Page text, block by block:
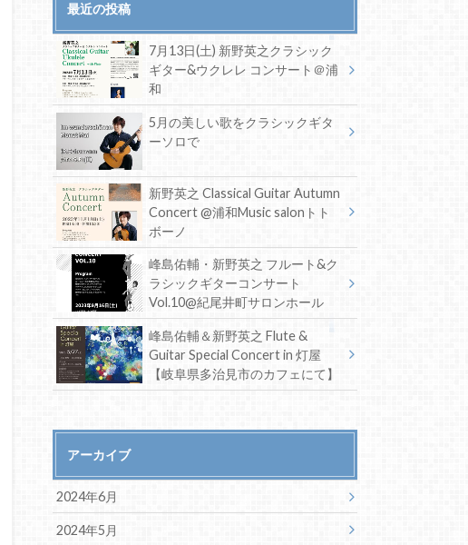
最近の投稿
7月13日(土) 新野英之クラシック
ギター&ウクレレ コンサート＠浦
和
5月の美しい歌をクラシックギタ
ーソロで
新野英之 Classical Guitar Autumn
Concert @浦和Music salonトト
ボーノ
峰島佑輔・新野英之 フルート&ク
ラシックギターコンサート
Vol.10@紀尾井町サロンホール
峰島佑輔＆新野英之 Flute &
Guitar Special Concert in 灯屋
【岐阜県多治見市のカフェにて】
アーカイブ
2024年6月
2024年5月